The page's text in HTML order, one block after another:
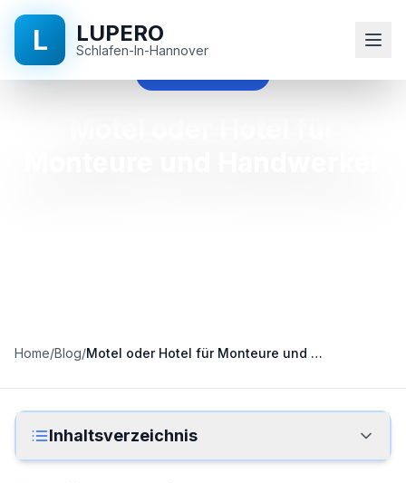
L LUPERO
Schlafen-In-Hannover
896
Home/Blog/ Motel oder Hotel für Monteure und Handwerker
Inhaltsverzeichnis